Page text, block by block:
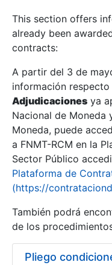
Show/Hide
Show/Hide
This section offers
already been
contracts:
A partir del 3 de
información respecto
Adjudicaciones ya
Nacional de Moneda
Moneda, puede
a FNMT-RCM en la
Sector Público
Plataforma de
(https://
También podrá
de los